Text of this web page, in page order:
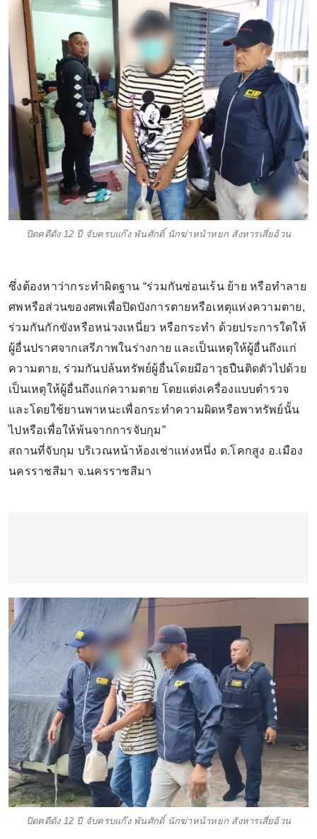
ปิดคดีดัง 12 ปี จับครบแก๊ง พันศักดิ์ นักฆ่าหน้าหยก สังหารเสี่ยอ้วน
ซึ่งต้องหาว่ากระทำผิดฐาน “ร่วมกันซ่อนเร้น ย้าย หรือทำลาย
ศพหรือส่วนของศพเพื่อปิดบังการตายหรือเหตุแห่งความตาย,
ร่วมกันกักขังหรือหน่วงเหนี่ยว หรือกระทำ ด้วยประการใดให้
ผู้อื่นปราศจากเสรีภาพในร่างกาย และเป็นเหตุให้ผู้อื่นถึงแก่
ความตาย, ร่วมกันปล้นทรัพย์ผู้อื่นโดยมีอาวุธปืนติดตัวไปด้วย
เป็นเหตุให้ผู้อื่นถึงแก่ความตาย โดยแต่งเครื่องแบบตำรวจ
และโดยใช้ยานพาหนะเพื่อกระทำความผิดหรือพาทรัพย์นั้น
ไปหรือเพื่อให้พ้นจากการจับกุม”
สถานที่จับกุม บริเวณหน้าห้องเช่าแห่งหนึ่ง ต.โคกสูง อ.เมือง
นครราชสีมา จ.นครราชสีมา
ปิดคดีดัง 12 ปี จับครบแก๊ง พันศักดิ์ นักฆ่าหน้าหยก สังหารเสี่ยอ้วน